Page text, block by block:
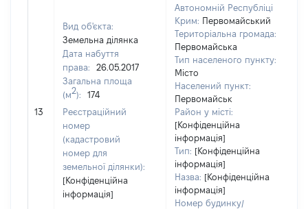
13
Вид об'єкта:
Земельна ділянка
Дата набуття
права:
26.05.2017
Загальна площа
(м2):
174
Реєстраційний
номер
(кадастровий
номер для
земельної ділянки):
[Конфіденційна
інформація]
Автономній Республіці
Крим: Первомайський
Територіальна громада:
Первомайська
Тип населеного пункту:
Місто
Населений пункт:
Первомайськ
Район у місті:
[Конфіденційна
інформація]
Тип: [Конфіденційна
інформація]
Назва: [Конфіденційна
інформація]
Номер будинку/